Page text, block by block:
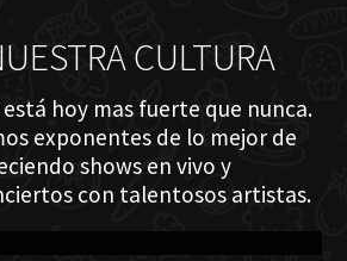
CULTURA
hoy mas fuerte que nunca.
exponentes de lo mejor de
shows en vivo y
con talentosos artistas.